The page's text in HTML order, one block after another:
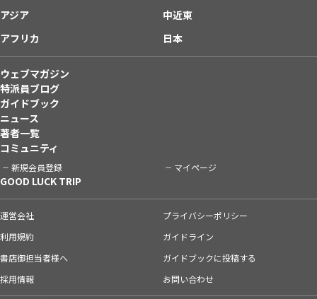
アジア
中近東
アフリカ
日本
ウェブマガジン
特派員ブログ
ガイドブック
ニュース
著者一覧
コミュニティ
新規会員登録 マイページ
GOOD LUCK TRIP
運営会社
プライバシーポリシー
利用規約
ガイドライン
書店御担当者様へ
ガイドブックに投稿する
採用情報
お問い合わせ